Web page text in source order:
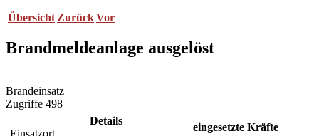
Übersicht ZurückVor
Brandmeldeanlage ausgelöst
Brandeinsatz
Zugriffe 498
Einsatzort
Details
eingesetzte Kräfte